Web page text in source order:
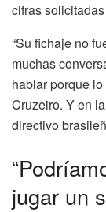
cifras
“Su fichaje no
muchas
hablar porque
Cruzeiro. Y en
directivo
jugar un